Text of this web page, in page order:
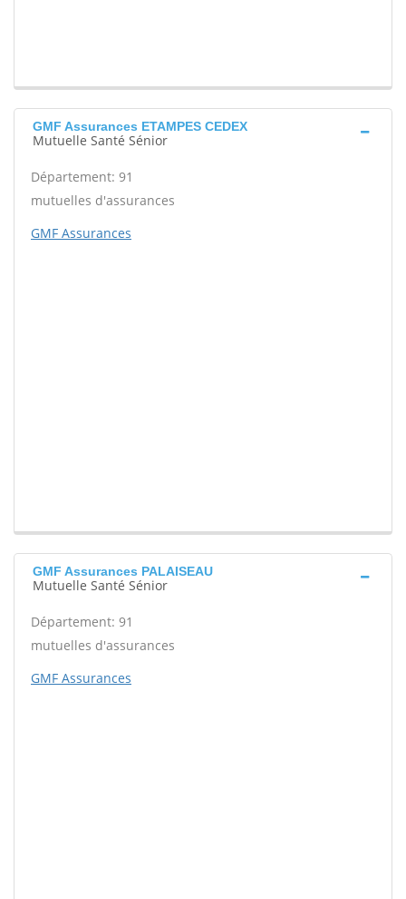
GMF Assurances ETAMPES CEDEX
Mutuelle Santé Sénior
Département: 91
mutuelles d'assurances
GMF Assurances
GMF Assurances PALAISEAU
Mutuelle Santé Sénior
Département: 91
mutuelles d'assurances
GMF Assurances